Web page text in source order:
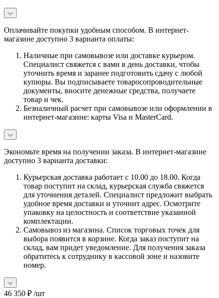
Оплачивайте покупки удобным способом. В интернет-
магазине доступно 3 варианта оплаты:
Наличные при самовывозе или доставке курьером.
Специалист свяжется с вами в день доставки, чтобы
уточнить время и заранее подготовить сдачу с любой
купюры. Вы подписываете товаросопроводительные
документы, вносите денежные средства, получаете
товар и чек.
Безналичный расчет при самовывозе или оформлении в
интернет-магазине: карты Visa и MasterCard.
Экономьте время на получении заказа. В интернет-магазине
доступно 3 варианта доставки:
Курьерская доставка работает с 10.00 до 18.00. Когда
товар поступит на склад, курьерская служба свяжется
для уточнения деталей. Специалист предложит выбрать
удобное время доставки и уточнит адрес. Осмотрите
упаковку на целостность и соответствие указанной
комплектации.
Самовывоз из магазина. Список торговых точек для
выбора появится в корзине. Когда заказ поступит на
склад, вам придет уведомление. Для получения заказа
обратитесь к сотруднику в кассовой зоне и назовите
номер.
46 350 ₽ /шт